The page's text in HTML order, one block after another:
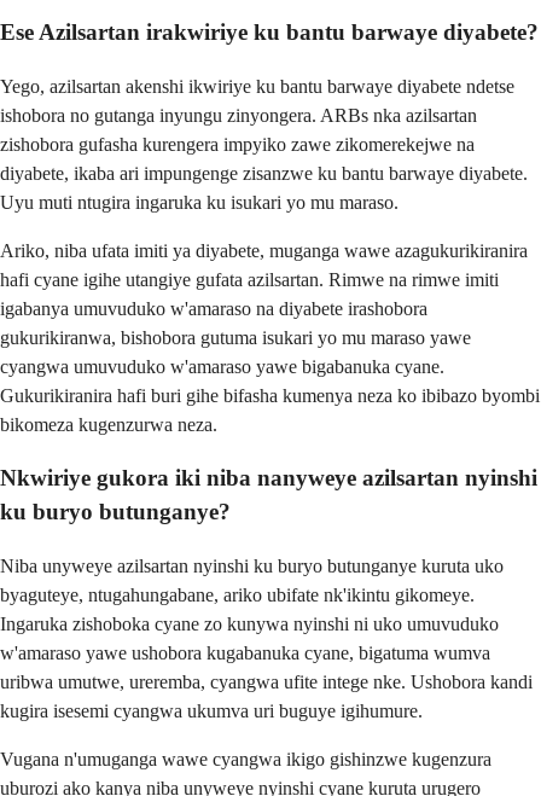
Ese Azilsartan irakwiriye ku bantu barwaye diyabete?
Yego, azilsartan akenshi ikwiriye ku bantu barwaye diyabete ndetse
ishobora no gutanga inyungu zinyongera. ARBs nka azilsartan
zishobora gufasha kurengera impyiko zawe zikomerekejwe na
diyabete, ikaba ari impungenge zisanzwe ku bantu barwaye diyabete.
Uyu muti ntugira ingaruka ku isukari yo mu maraso.
Ariko, niba ufata imiti ya diyabete, muganga wawe azagukurikiranira
hafi cyane igihe utangiye gufata azilsartan. Rimwe na rimwe imiti
igabanya umuvuduko w'amaraso na diyabete irashobora
gukurikiranwa, bishobora gutuma isukari yo mu maraso yawe
cyangwa umuvuduko w'amaraso yawe bigabanuka cyane.
Gukurikiranira hafi buri gihe bifasha kumenya neza ko ibibazo byombi
bikomeza kugenzurwa neza.
Nkwiriye gukora iki niba nanyweye azilsartan nyinshi
ku buryo butunganye?
Niba unyweye azilsartan nyinshi ku buryo butunganye kuruta uko
byaguteye, ntugahungabane, ariko ubifate nk'ikintu gikomeye.
Ingaruka zishoboka cyane zo kunywa nyinshi ni uko umuvuduko
w'amaraso yawe ushobora kugabanuka cyane, bigatuma wumva
uribwa umutwe, ureremba, cyangwa ufite intege nke. Ushobora kandi
kugira isesemi cyangwa ukumva uri buguye igihumure.
Vugana n'umuganga wawe cyangwa ikigo gishinzwe kugenzura
uburozi ako kanya niba unyweye nyinshi cyane kuruta urugero